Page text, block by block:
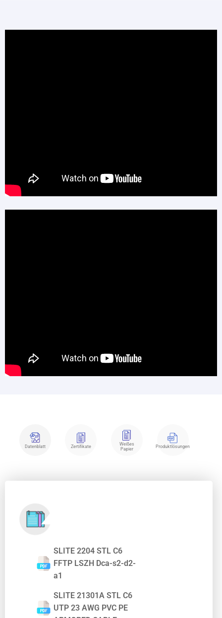
Datenblatt Zertifikate
Weißes
Papier
Produktlösungen
SLITE 2204 STL C6
FFTP LSZH Dca-s2-d2-
a1
SLITE 21301A STL C6
UTP 23 AWG PVC PE